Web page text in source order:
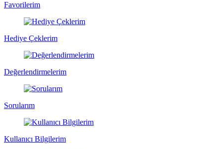
Favorilerim
Hediye Çeklerim
Değerlendirmelerim
Sorularım
Kullanıcı Bilgilerim